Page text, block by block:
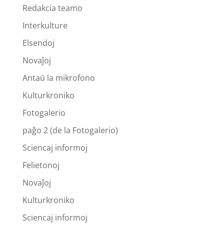
Redakcia teamo
Interkulture
Elsendoj
Novaĵoj
Antaŭ la mikrofono
Kulturkroniko
Fotogalerio
paĝo 2 (de la Fotogalerio)
Sciencaj informoj
Felietonoj
Novaĵoj
Kulturkroniko
Sciencaj informoj